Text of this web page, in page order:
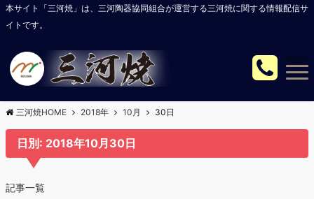
本サイト「三河焼」は、三河陶器協同組合が運営する三河焼に関する情報配信サ
イトです。
Menu
三河焼HOME 2018年 10月 30日
日別: 2018年10月30日
記事一覧